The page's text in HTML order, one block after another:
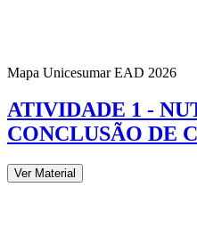
Mapa Unicesumar EAD 2026
ATIVIDADE 1 -
CONCLUSÃO DE
Ver Material